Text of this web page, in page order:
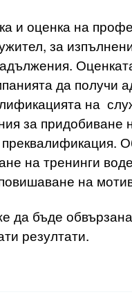
и оценка на
за
да получи
на
за придобиване
на тренинги
на
да бъде
резултати.